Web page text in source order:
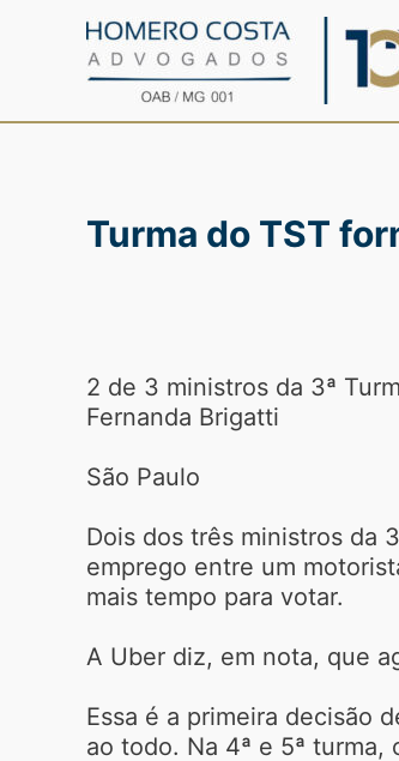
Turma do TST
2 de 3 ministros da 3ª
Fernanda Brigatti
São Paulo
Dois dos três ministros da
emprego entre um
mais tempo para votar.
A Uber diz, em nota, que
Essa é a primeira decisão
ao todo. Na 4ª e 5ª turma,